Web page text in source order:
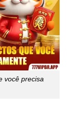
você precisa